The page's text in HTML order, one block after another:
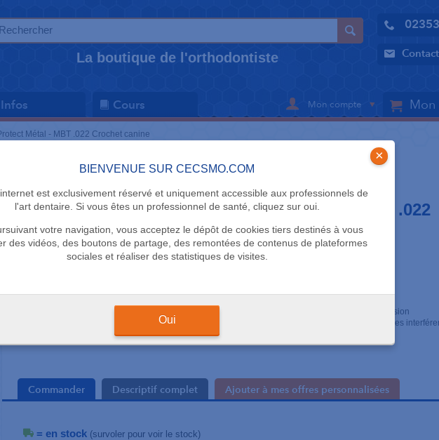
La boutique de l'orthodontiste
Infos Cours Mon compte Mon
BIENVENUE SUR CECSMO.COM
est exclusivement réservé et uniquement accessible aux professionnels de
l'art dentaire. Si vous êtes un professionnel de santé, cliquez sur oui.
votre navigation, vous acceptez le dépôt de cookies tiers destinés à vous
des vidéos, des boutons de partage, des remontées de contenus de plateformes
sociales et réaliser des statistiques de visites.
×
Oui
Métal - MBT .022 Crochet canine
BRACKETS
Protect Métal - MBT .022
Crochet canine
PT Protect
Base mesh pour une meilleure adhésion
Base décalée sur les prémolaires (réduit les
Commander Descriptif complet Ajouter à mes offres personnalisées
= en stock (survoler pour voir le stock)